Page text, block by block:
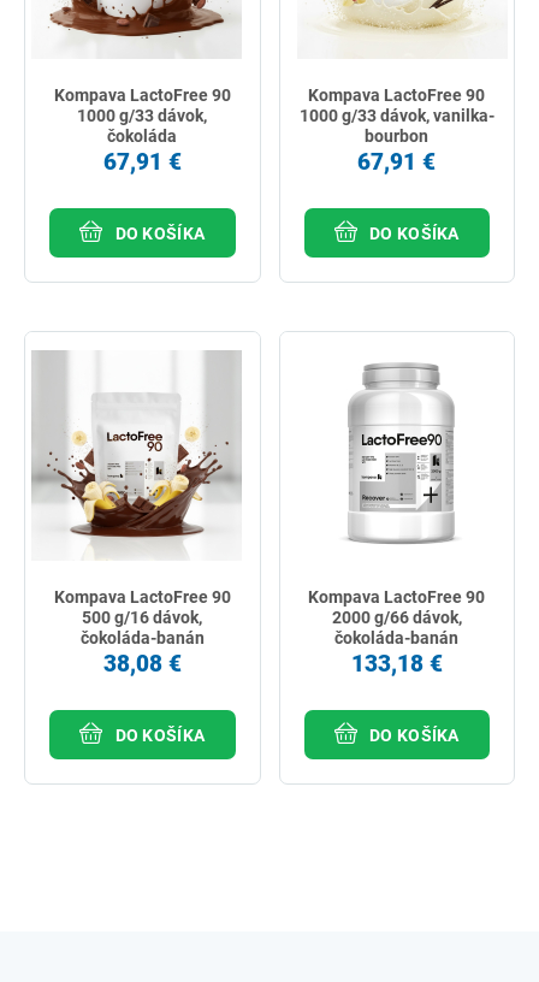
Kompava LactoFree 90
1000 g/33 dávok,
čokoláda
67,91 €
DO KOŠÍKA
Kompava LactoFree 90
1000 g/33 dávok, vanilka-
bourbon
67,91 €
DO KOŠÍKA
Kompava LactoFree 90
500 g/16 dávok,
čokoláda-banán
38,08 €
DO KOŠÍKA
Kompava LactoFree 90
2000 g/66 dávok,
čokoláda-banán
133,18 €
DO KOŠÍKA